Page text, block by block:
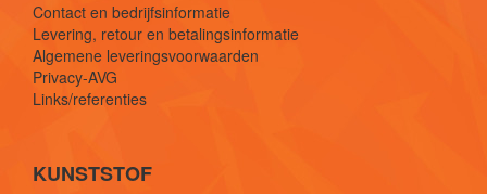
Contact en bedrijfsinformatie
Levering, retour en betalingsinformatie
Algemene leveringsvoorwaarden
Privacy-AVG
Links/referenties
KUNSTSTOF